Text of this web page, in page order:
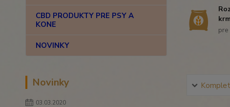
CBD PRODUKTY PRE PSY A
KONE
NOVINKY
Novinky
03.03.2020